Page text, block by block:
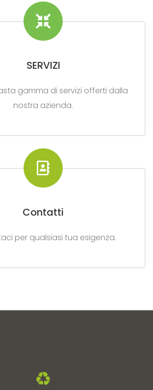
SERVIZI
gamma di servizi offerti dalla
nostra azienda.
Contatti
per qualsiasi tua esigenza.